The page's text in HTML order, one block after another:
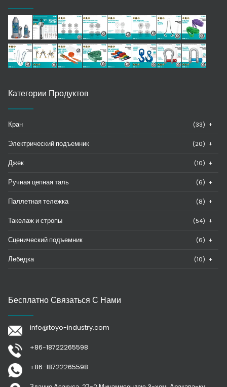
Категории Продуктов
Кран (33) +
Электрический подъемник (20) +
Джек (10) +
Ручная цепная таль (6) +
Паллетная тележка (8) +
Такелаж и стропы (54) +
Сценический подъемник (6) +
Лебедка (10) +
Бесплатно Связаться С Нами
info@toyo-industry.com
+86-18722265598
+86-18722265598